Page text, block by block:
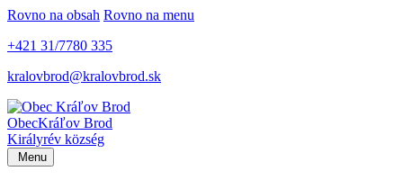
Rovno na obsah Rovno na menu
+421 31/7780 335
kralovbrod@kralovbrod.sk
ObecKráľov Brod
Királyrév község
Menu